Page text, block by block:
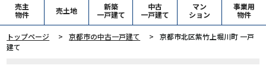
売主
物件
売土地
新築
一戸建て
中古
一戸建て
マン
ション
事業用
物件
トップページ 京都市の中古一戸建て
京都市北区紫竹上堀川町 一戸
建て